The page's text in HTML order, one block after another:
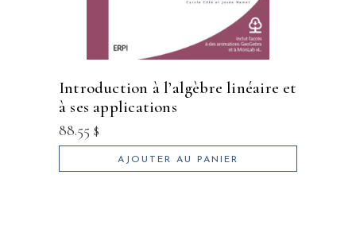
introduction à l’algèbre linéaire et
à ses applications
88.55 $
AJOUTER AU PANIER